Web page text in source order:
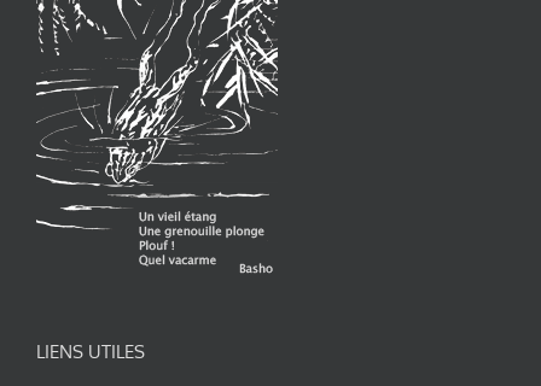
LIENS UTILES